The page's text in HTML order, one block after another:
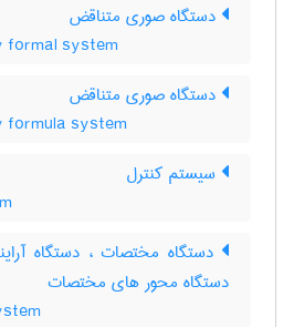
دستگاه صوری متناقض
system
دستگاه صوری متناقض
system
سیستم کنترل
دستگاه مختصات ، دستگاه
دستگاه محور های مختصات